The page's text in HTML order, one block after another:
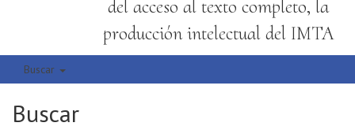
del acceso al texto completo, la
producción intelectual del IMTA
Buscar
Buscar